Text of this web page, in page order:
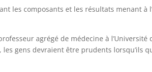
les composants et les résultats menant à
agrégé de médecine à l’Université
gens devraient être prudents lorsqu’ils